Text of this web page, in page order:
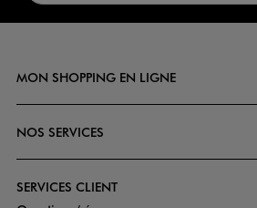
MON SHOPPING EN LIGNE
NOS SERVICES
SERVICES CLIENT